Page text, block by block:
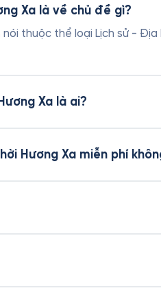
Xa là về chủ đề gì?
thuộc thể loại Lịch sử -
Xa là ai?
Hương Xa miễn phí